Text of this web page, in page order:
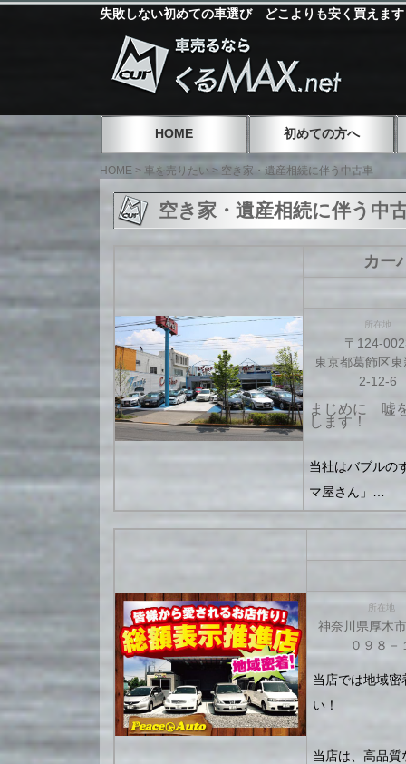
失敗しない初めての車選び どこよりも安く買えま
HOME 初めての方へ
HOME > 車を売りたい > 空き家・遺産相続に伴う中古車
空き家・遺産相続に伴う中
カー
所在地
〒124-
東京都葛飾区
2-12-6
まじめに 嘘
します！
当社はバブルの
マ屋さん」…
所在地
神奈川県厚木
０９８－
当店では地域
い！
当店は、高品